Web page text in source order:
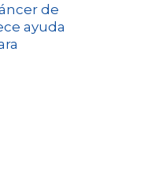
de
ayuda